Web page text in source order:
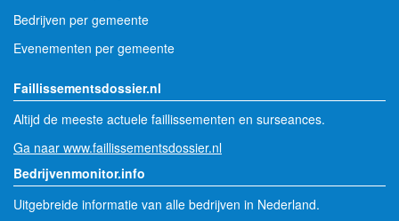
Bedrijven per gemeente
Evenementen per gemeente
Faillissementsdossier.nl
Altijd de meeste actuele faillissementen en surseances.
Ga naar www.faillissementsdossier.nl
Bedrijvenmonitor.info
Uitgebreide informatie van alle bedrijven in Nederland.